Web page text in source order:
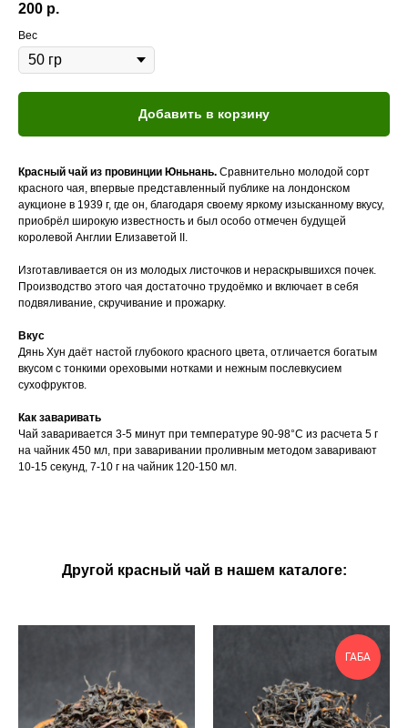
200 р.
Вес
Добавить в корзину
Красный чай из провинции Юньнань. Сравнительно молодой сорт
красного чая, впервые представленный публике на лондонском
аукционе в 1939 г, где он, благодаря своему яркому изысканному вкусу,
приобрёл широкую известность и был особо отмечен будущей
королевой Англии Елизаветой II.
Изготавливается он из молодых листочков и нераскрывшихся почек.
Производство этого чая достаточно трудоёмко и включает в себя
подвяливание, скручивание и прожарку.
Вкус
Дянь Хун даёт настой глубокого красного цвета, отличается богатым
вкусом с тонкими ореховыми нотками и нежным послевкусием
сухофруктов.
Как заваривать
Чай заваривается 3-5 минут при температуре 90-98°С из расчета 5 г
на чайник 450 мл, при заваривании проливным методом заваривают
10-15 секунд, 7-10 г на чайник 120-150 мл.
Другой красный чай в нашем каталоге:
ГАБА